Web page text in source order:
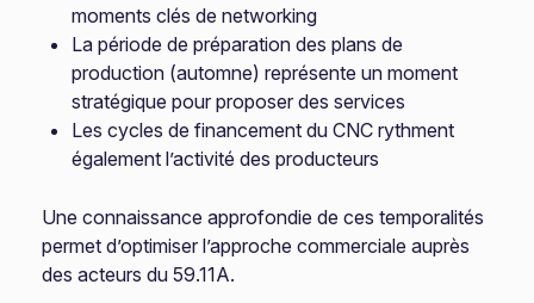
moments clés de networking
La période de préparation des plans de
production (automne) représente un moment
stratégique pour proposer des services
Les cycles de financement du CNC rythment
également l’activité des producteurs
Une connaissance approfondie de ces temporalités
permet d’optimiser l’approche commerciale auprès
des acteurs du 59.11A.